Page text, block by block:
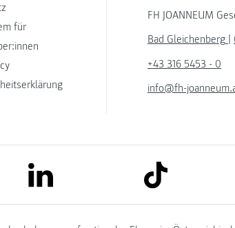
für
FH JOANNEUM
Bad Gleichenberg
+43 316 5453 - 0
info@fh-
link to linkedin link to tiktok